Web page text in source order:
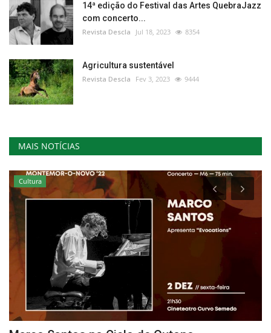
14ª edição do Festival das Artes QuebraJazz
com concerto...
Revista Descla Jul 18, 2023 8354
Agricultura sustentável
Revista Descla Fev 3, 2023 9444
MAIS NOTÍCIAS
Cultura